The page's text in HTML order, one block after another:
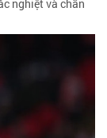
nghiệt và chấn